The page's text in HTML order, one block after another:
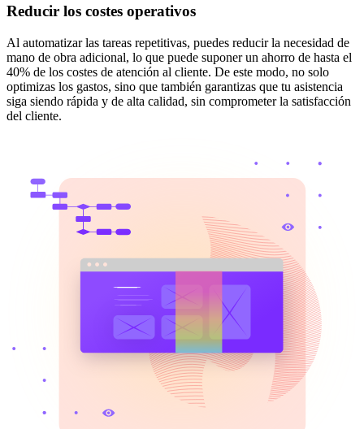
Reducir los costes operativos
Al automatizar las tareas repetitivas, puedes reducir la necesidad de
mano de obra adicional, lo que puede suponer un ahorro de hasta el
40% de los costes de atención al cliente. De este modo, no solo
optimizas los gastos, sino que también garantizas que tu asistencia
siga siendo rápida y de alta calidad, sin comprometer la satisfacción
del cliente.